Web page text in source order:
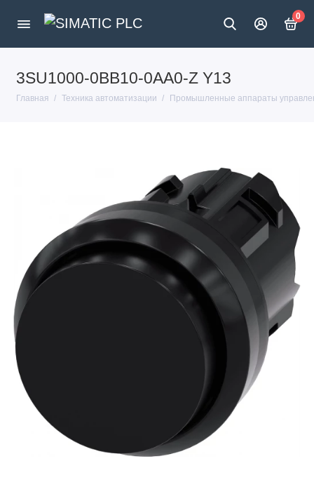
0
3SU1000-0BB10-0AA0-Z Y13
Главная Техника автоматизации Промышленные аппараты